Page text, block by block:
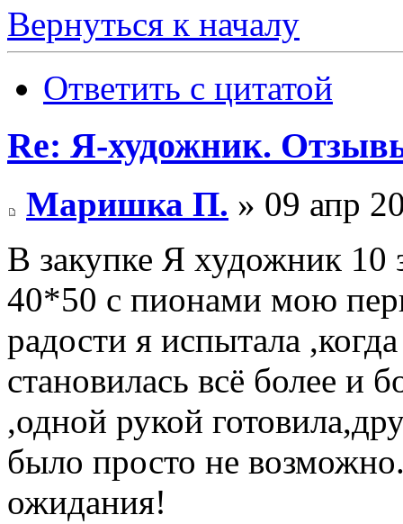
Вернуться к началу
Ответить с цитатой
Re: Я-художник.
Маришка П. » 09 апр
В закупке Я художник 10
40*50 с пионами мою
радости я испытала
становилась всё более и
,одной рукой
было просто не
ожидания!